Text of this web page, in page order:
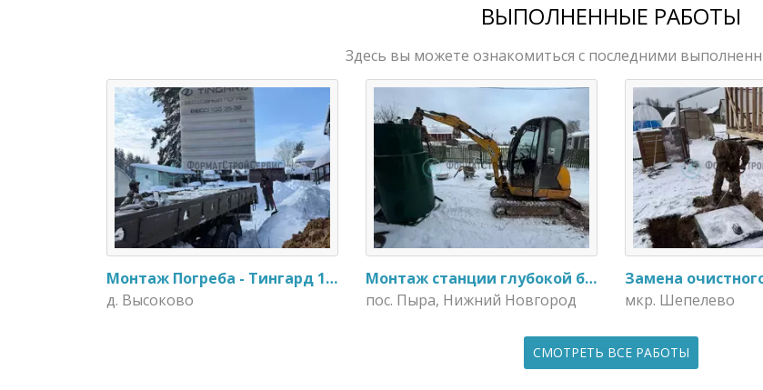
ВЫПОЛНЕННЫЕ РАБОТЫ
Здесь вы можете ознакомиться с последними
Монтаж Погреба - Тингард 1900
д. Высоково
Монтаж станции глубокой биологической очистки ИталБио - 5 с колодцем дренажным для слива воды
пос. Пыра, Нижний Новгород
мкр. Шепелево
СМОТРЕТЬ ВСЕ РАБОТЫ